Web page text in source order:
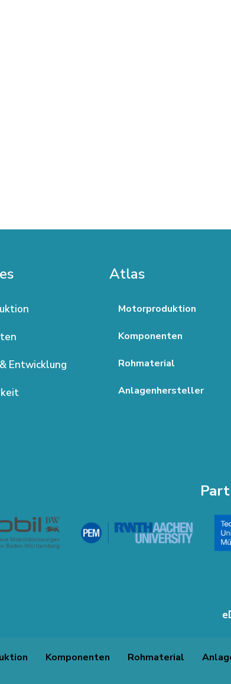
Entwicklung
Atlas
Motorproduktion
Komponenten
Rohmaterial
Anlagenhersteller
Komponenten Rohmaterial